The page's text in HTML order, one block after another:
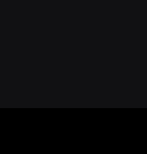
室內樂比賽銀牌獎，及
中提琴大賽第三獎。演出